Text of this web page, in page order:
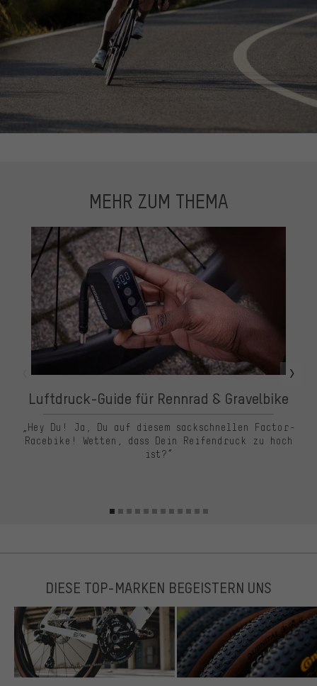
MEHR ZUM THEMA
Luftdruck-Guide für Rennrad & Gravelbike
„Hey Du! Ja, Du auf diesem sackschnellen Factor-
Racebike! Wetten, dass Dein Reifendruck zu hoch
ist?“
DIESE TOP-MARKEN BEGEISTERN UNS